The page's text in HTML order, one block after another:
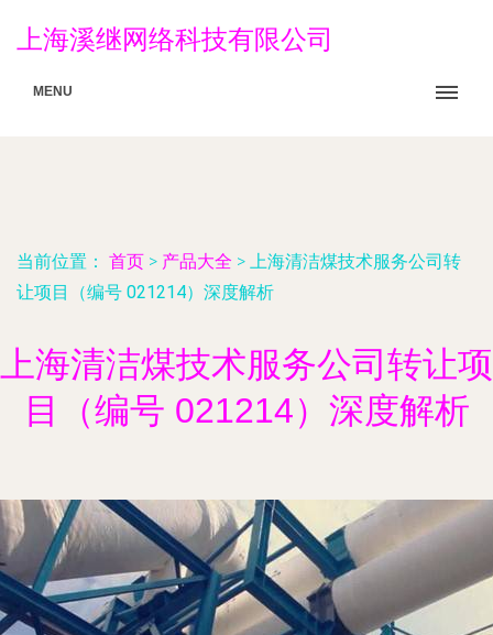
上海溪继网络科技有限公司
MENU
当前位置： 首页 > 产品大全 > 上海清洁煤技术服务公司转
让项目（编号 021214）深度解析
上海清洁煤技术服务公司转让项
目（编号 021214）深度解析